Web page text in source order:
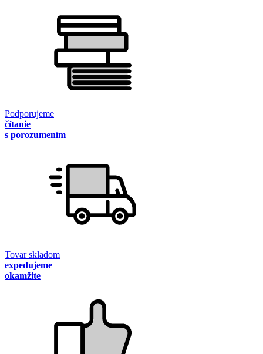
Podporujeme
čítanie
s porozumením
Tovar skladom
expedujeme
okamžite